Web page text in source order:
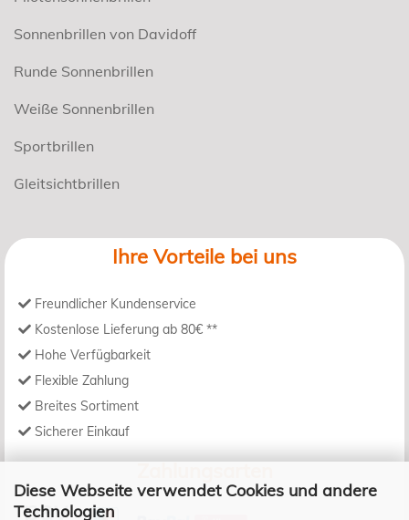
Diese Webseite verwendet Cookies und andere
Technologien
Sonnenbrillen von Davidoff
Runde Sonnenbrillen
Weiße Sonnenbrillen
Sportbrillen
Gleitsichtbrillen
Ihre Vorteile bei uns
Freundlicher Kundenservice
Kostenlose Lieferung ab 80€ **
Hohe Verfügbarkeit
Flexible Zahlung
Breites Sortiment
Sicherer Einkauf